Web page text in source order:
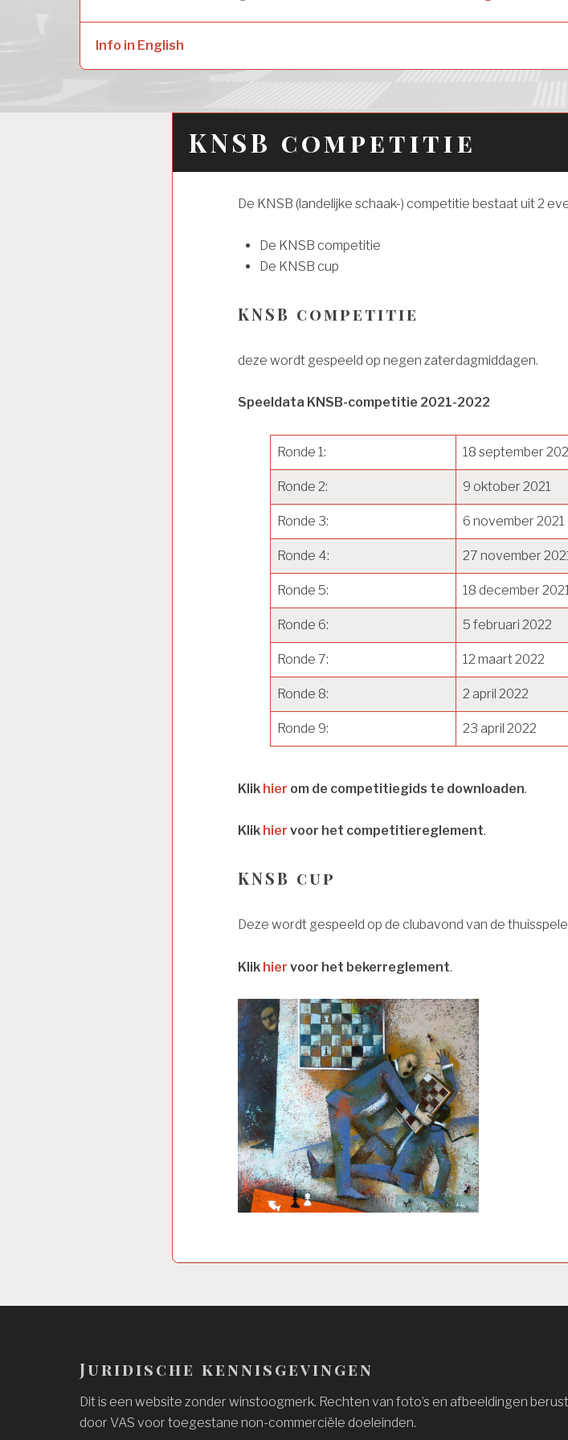
menu
Info in English
KNSB competitie
De KNSB (landelijke schaak-) competitie bestaat uit 2
De KNSB competitie
De KNSB cup
KNSB competitie
deze wordt gespeeld op negen zaterdagmiddagen.
Speeldata KNSB-competitie 2021-2022
Ronde 1: 18 september
Ronde 2: 9 oktober 2021
Ronde 3: 6 november 2021
Ronde 4: 27 november
Ronde 5: 18 december 2021
Ronde 6: 5 februari 2022
Ronde 7: 12 maart 2022
Ronde 8: 2 april 2022
Ronde 9: 23 april 2022
Klik hier om de competitiegids te downloaden.
Klik hier voor het competitiereglement.
KNSB cup
Deze wordt gespeeld op de clubavond van de
Klik hier voor het bekerreglement.
Juridische kennisgevingen
Dit is een website zonder winstoogmerk. Rechten van foto’s en afbeeldingen
door VAS voor toegestane non-commerciële doeleinden.